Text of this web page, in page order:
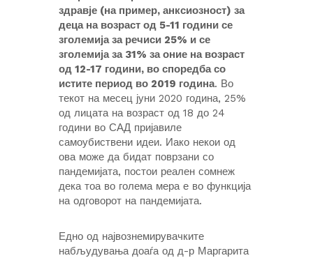
здравје (на пример, анксиозност) за
деца на возраст од 5-11 години се
зголемија за речиси 25% и се
зголемија за 31% за оние на возраст
од 12-17 години, во споредба со
истите период во 2019 година. Во
текот на месец јуни 2020 година, 25%
од лицата на возраст од 18 до 24
години во САД пријавиле
самоубиствени идеи. Иако некои од
ова може да бидат поврзани со
пандемијата, постои реален сомнеж
дека тоа во голема мера е во функција
на одговорот на пандемијата.
Едно од највознемирувачките
набљудувања доаѓа од д-р Маргарита